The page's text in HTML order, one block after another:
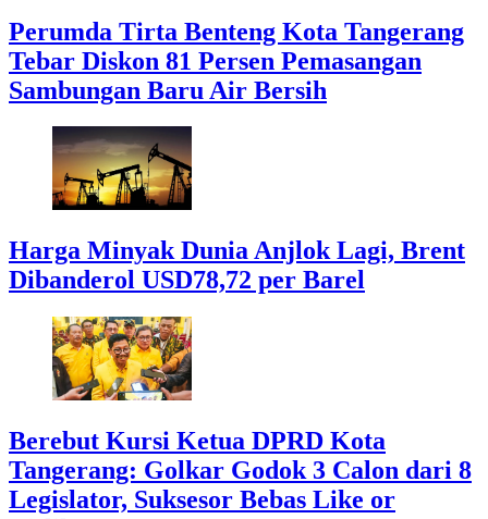
Perumda Tirta Benteng Kota Tangerang
Tebar Diskon 81 Persen Pemasangan
Sambungan Baru Air Bersih
Harga Minyak Dunia Anjlok Lagi, Brent
Dibanderol USD78,72 per Barel
Berebut Kursi Ketua DPRD Kota
Tangerang: Golkar Godok 3 Calon dari 8
Legislator, Suksesor Bebas Like or